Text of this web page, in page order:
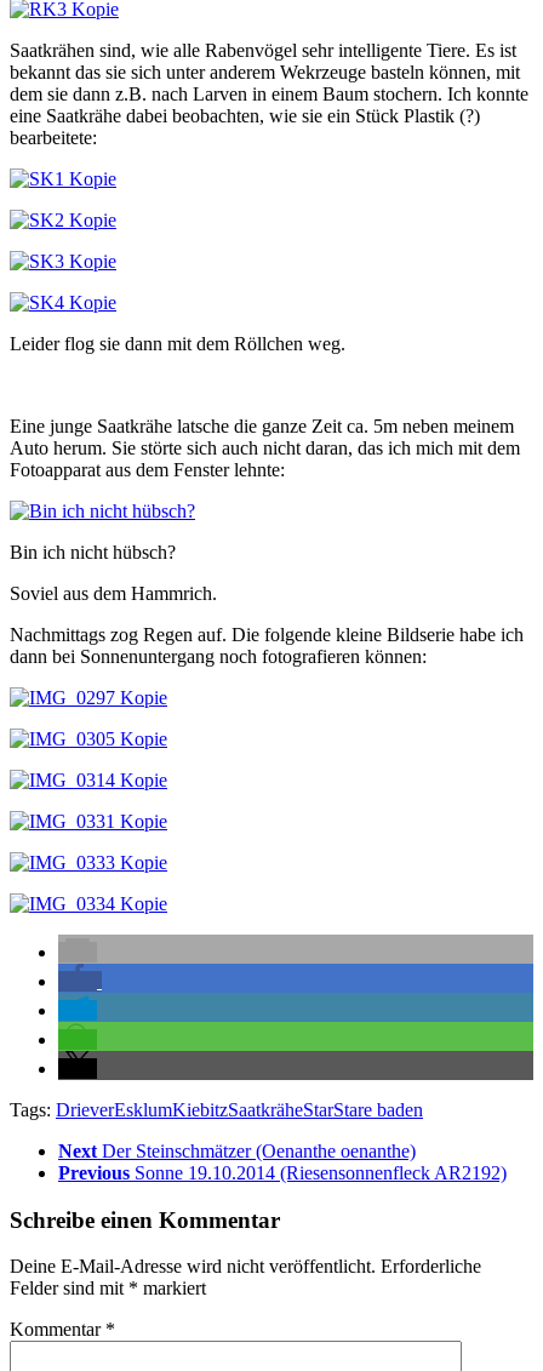
Saatkrähen sind, wie alle Rabenvögel sehr intelligente Tiere. Es ist
bekannt das sie sich unter anderem Wekrzeuge basteln können, mit
dem sie dann z.B. nach Larven in einem Baum stochern. Ich konnte
eine Saatkrähe dabei beobachten, wie sie ein Stück Plastik (?)
bearbeitete:
Leider flog sie dann mit dem Röllchen weg.
Eine junge Saatkrähe latsche die ganze Zeit ca. 5m neben meinem
Auto herum. Sie störte sich auch nicht daran, das ich mich mit dem
Fotoapparat aus dem Fenster lehnte:
Bin ich nicht hübsch?
Soviel aus dem Hammrich.
Nachmittags zog Regen auf. Die folgende kleine Bildserie habe ich
dann bei Sonnenuntergang noch fotografieren können:
Tags: DrieverEsklumKiebitzSaatkräheStarStare baden
Next Der Steinschmätzer (Oenanthe oenanthe)
Previous Sonne 19.10.2014 (Riesensonnenfleck AR2192)
Schreibe einen Kommentar
Deine E-Mail-Adresse wird nicht veröffentlicht. Erforderliche
Felder sind mit * markiert
Kommentar *